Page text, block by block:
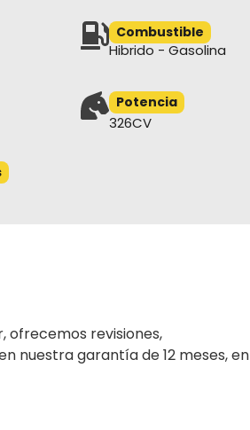
Combustible
Hibrido - Gasolina
Potencia
326CV
ofrecemos revisiones,
nuestra garantía de 12 meses, en